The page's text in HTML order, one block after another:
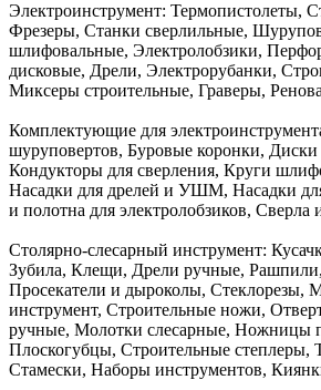
Электроинструмент: Термопистолеты,
Фрезеры, Станки сверлильные,
шлифовальные, Электролобзики,
дисковые, Дрели, Электрорубанки,
Миксеры строительные, Граверы,
Комплектующие для
шуруповертов, Буровые коронки, Диски
Кондукторы для сверления, Круги
Насадки для дрелей и УШМ, Насадки
и полотна для электролобзиков,
Столярно-слесарный инструмент:
Зубила, Клещи, Дрели ручные,
Просекатели и дыроколы, Стеклорезы,
инструмент, Строительные ножи,
ручные, Молотки слесарные, Ножницы
Плоскогубцы, Строительные степлеры,
Стамески, Наборы инструментов,